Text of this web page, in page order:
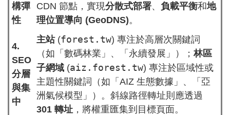
構彈
性
CDN 節點，實現分散式部署、 負載平衡和地
理位置導向 (GeoDNS)。
4.
SEO
分層
與集
中
主站(forest.tw) 專注於高層次關鍵詞
（如「數碼林業」、「永續發展」）；林區
子網域 (aiz.forest.tw) 專注於區域性或
主題性關鍵詞（如「AIZ 生態數據」、「亞
洲氣候模型」）。斜線路徑轉址則應透過
301 轉址 ，將權重匯集到目標頁面。